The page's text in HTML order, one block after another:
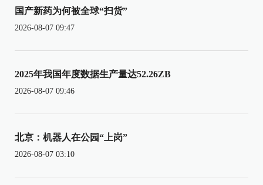
国产新药为何被全球“扫货”
2026-08-07 09:47
2025年我国年度数据生产量达52.26ZB
2026-08-07 09:46
北京：机器人在公园“上岗”
2026-08-07 03:10